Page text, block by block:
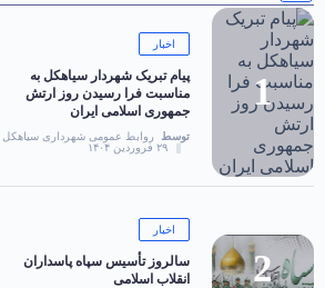
اخبار
پیام تبریک شهردار سیاهکل به
مناسبت فرا رسیدن روز ارتش
جمهوری اسلامی ایران
توسط
روابط عمومی شهرداری سیاهکل
۲۹ فروردین ۱۴۰۴
اخبار
سالروز تأسیس سپاه پاسداران
انقلاب اسلامی